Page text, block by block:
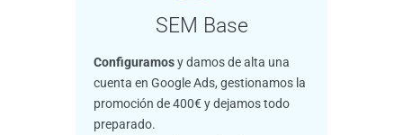
SEM Base
Configuramosy damos de alta una
cuenta en Google Ads, gestionamos la
promoción de 400€ y dejamos todo
preparado.